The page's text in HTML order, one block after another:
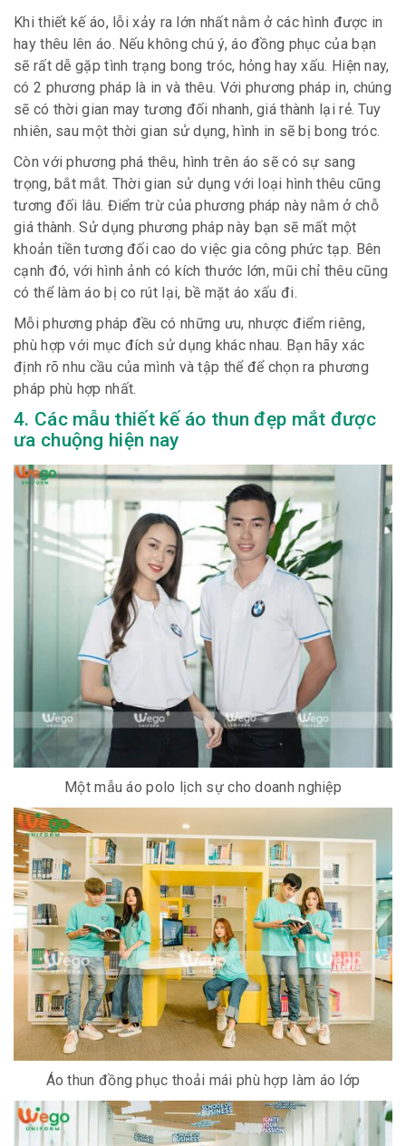
Khi thiết kế áo, lỗi xảy ra lớn nhất nằm ở các hình được in
hay thêu lên áo. Nếu không chú ý, áo đồng phục của bạn
sẽ rất dễ gặp tình trạng bong tróc, hỏng hay xấu. Hiện nay,
có 2 phương pháp là in và thêu. Với phương pháp in, chúng
sẽ có thời gian may tương đối nhanh, giá thành lại rẻ. Tuy
nhiên, sau một thời gian sử dụng, hình in sẽ bị bong tróc.
Còn với phương phá thêu, hình trên áo sẽ có sự sang
trọng, bắt mắt. Thời gian sử dụng với loại hình thêu cũng
tương đối lâu. Điểm trừ của phương pháp này nằm ở chỗ
giá thành. Sử dụng phương pháp này bạn sẽ mất một
khoản tiền tương đối cao do việc gia công phức tạp. Bên
cạnh đó, với hình ảnh có kích thước lớn, mũi chỉ thêu cũng
có thể làm áo bị co rút lại, bề mặt áo xấu đi.
Mỗi phương pháp đều có những ưu, nhược điểm riêng,
phù hợp với mục đích sử dụng khác nhau. Bạn hãy xác
định rõ nhu cầu của mình và tập thể để chọn ra phương
pháp phù hợp nhất.
4. Các mẫu thiết kế áo thun đẹp mắt được
ưa chuộng hiện nay
Một mẫu áo polo lịch sự cho doanh nghiệp
Áo thun đồng phục thoải mái phù hợp làm áo lớp